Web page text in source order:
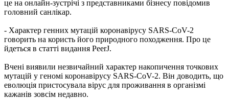
це на онлайн-зустрічі з представниками бізнесу повідомив
головний санлікар.
- Характер генних мутацій коронавірусу SARS-CoV-2
говорить на користь його природного походження. Про це
йдеться в статті видання PeerJ.
Вчені виявили незвичайний характер накопичення точкових
мутацій у геномі коронавірусу SARS-CoV-2. Він доводить, що
еволюція пристосувала вірус для проживання в організмі
кажанів зовсім недавно.